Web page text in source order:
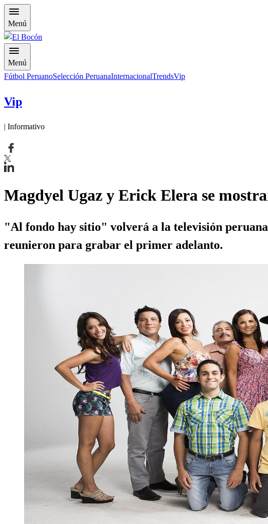
Menú
Menú
Fútbol PeruanoSelección PeruanaInternacionalTrendsVip
Vip
| Informativo
Magdyel Ugaz y Erick Elera se
"Al fondo hay sitio" volverá a la televisión
reunieron para grabar el primer adelanto.